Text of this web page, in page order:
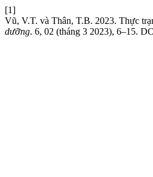
[1]
Vũ, V.T. và Thân, T.B. 2023. Thực
dưỡng. 6, 02 (tháng 3 2023), 6–15.